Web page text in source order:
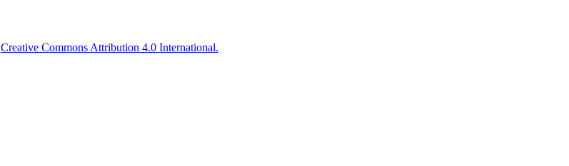
Creative Commons Attribution 4.0 International.